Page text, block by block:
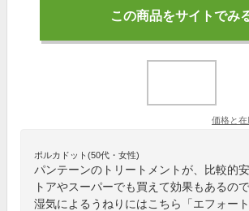
この商品をサイトでみ
価格と在
ポルカドット(50代・女性)
パンテーンのトリートメントが、比較的
トアやスーパーでも買えて効果もあるの
湿気によるうねりにはこちら「エフォー